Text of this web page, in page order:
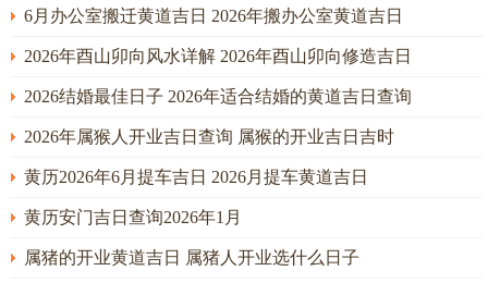
迁、职位调整等。然午亦为桃花，父母中有一方人缘佳，可
借人际网络化解部分财务困局。
生肖属鼠、牛者，此月与太岁午未相冲害，波动尤剧，若于
此月诞育，可安放「祥安阁联吉锦袋」于卧室东北方，以缓
弱不堪；伏吟主哭泣，多次、迟滞，此月婴孩幼时或许多啼
6月办公室搬迁黄道吉日 2026年搬办公室黄道吉日
2026年酉山卯向风水详解 2026年酉山卯向修造吉日
2026结婚最佳日子 2026年适合结婚的黄道吉日查询
2026年属猴人开业吉日查询 属猴的开业吉日吉时
黄历2026年6月提车吉日 2026月提车黄道吉日
黄历安门吉日查询2026年1月
属猪的开业黄道吉日 属猪人开业选什么日子